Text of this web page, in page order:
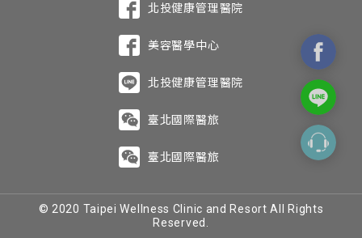
北投健康管理醫院
美容醫學中心
北投健康管理醫院
臺北國際醫旅
臺北國際醫旅
© 2020 Taipei Wellness Clinic and Resort All Rights
Reserved.